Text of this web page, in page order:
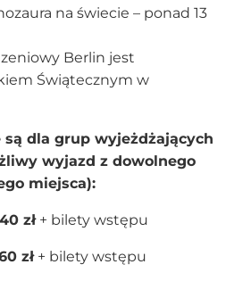
na świecie – ponad 13
Berlin jest
Świątecznym w
dla grup wyjeżdżających
wyjazd z dowolnego
miejsca):
zł+ bilety wstępu
zł+ bilety wstępu